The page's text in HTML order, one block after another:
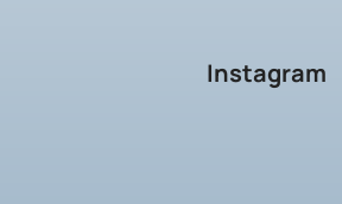
Instagram